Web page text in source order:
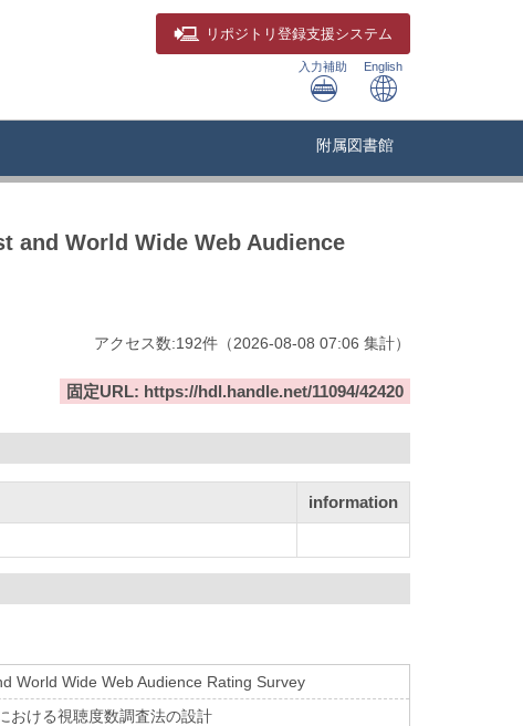
リポジトリ 登録支援システム
入力補助 English
附属図書館
and World Wide Web Audience
アクセス数:192件 （2026-08-08 07:06 集計）
固定URL: https://hdl.handle.net/11094/42420
information
World Wide Web Audience Rating Survey
おける視聴度数調査法の設計